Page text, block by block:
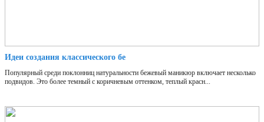
Идеи создания классического бе
Популярный среди поклонниц натуральности бежевый маникюр включает несколько
подвидов. Это более темный с коричневым оттенком, теплый красн...